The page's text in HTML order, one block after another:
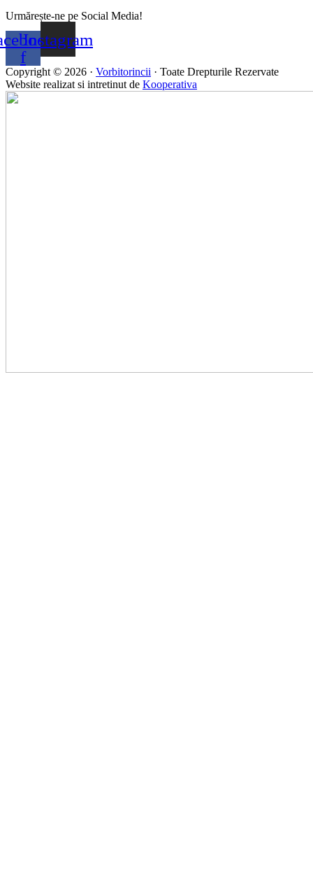
Urmărește-ne pe Social Media!
f
Instagram
Copyright © 2026 · Vorbitorincii · Toate Drepturile Rezervate
Website realizat si intretinut de Kooperativa